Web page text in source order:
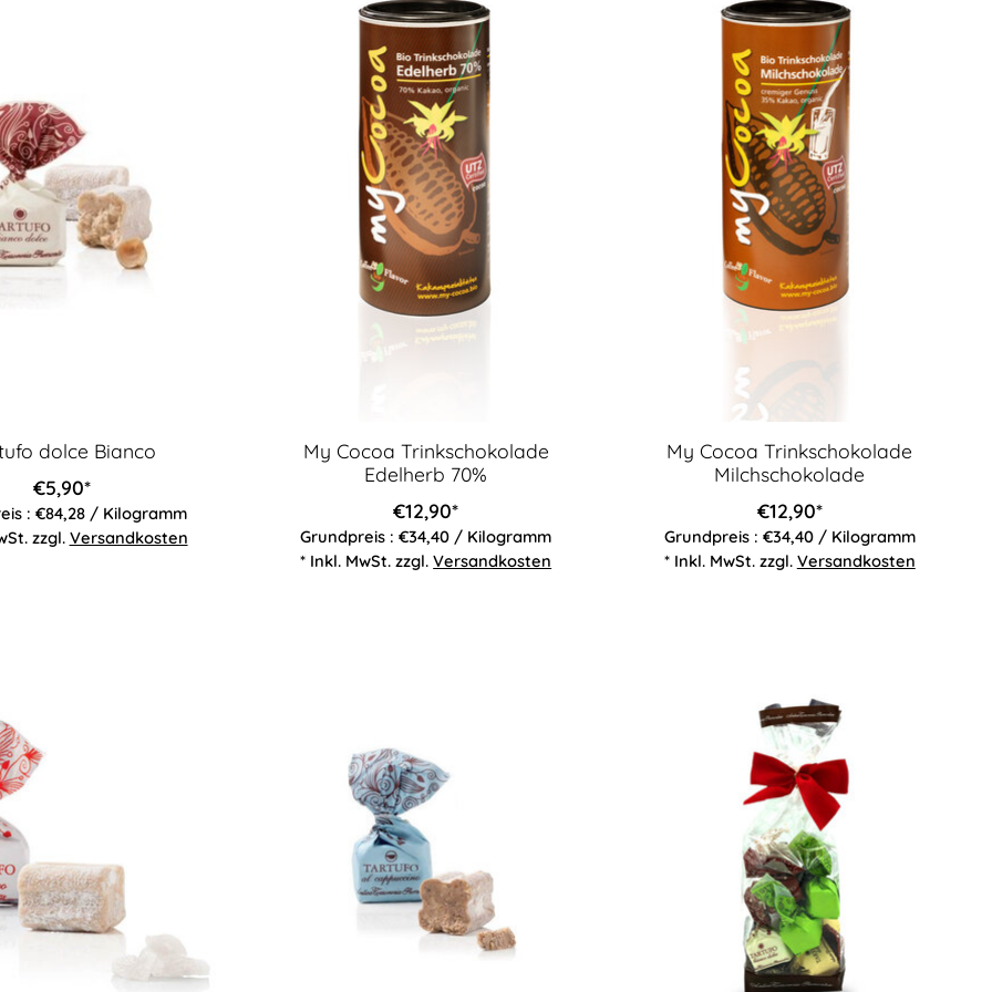
dolce Bianco
€5,90*
: €84,28 / Kilogramm
zzgl. Versandkosten
My Cocoa Trinkschokolade
Edelherb 70%
€12,90*
Grundpreis : €34,40 / Kilogramm
* Inkl. MwSt. zzgl.Versandkosten
My Cocoa Trinkschokolade
Milchschokolade
€12,90*
Grundpreis : €34,40 / Kilogramm
* Inkl. MwSt. zzgl. Versandkosten